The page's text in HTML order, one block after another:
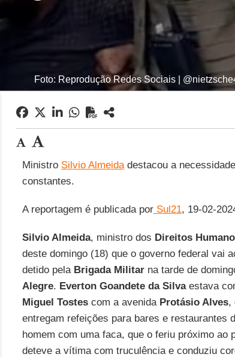
Foto: Reprodução Redes Sociais |
Ministro Silvio Almeidadestacou a
constantes.
A reportagem é publicada porSul21, 19-02-
Silvio Almeida, ministro dos Direitos
deste domingo (18) que o governo federal vai
detido pela Brigada Militarna tarde de
Alegre. Everton Goandete da Silvaestava
Miguel Tostescom a avenida Protásio Alves,
entregam refeições para bares e restaurantes
homem com uma faca, que o feriu próximo ao
deteve a vítima com truculência e conduziu